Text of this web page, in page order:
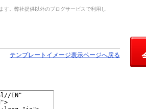
。弊社提供以外のブログサービスで利用し
テンプレートイメージ表示ページへ戻る